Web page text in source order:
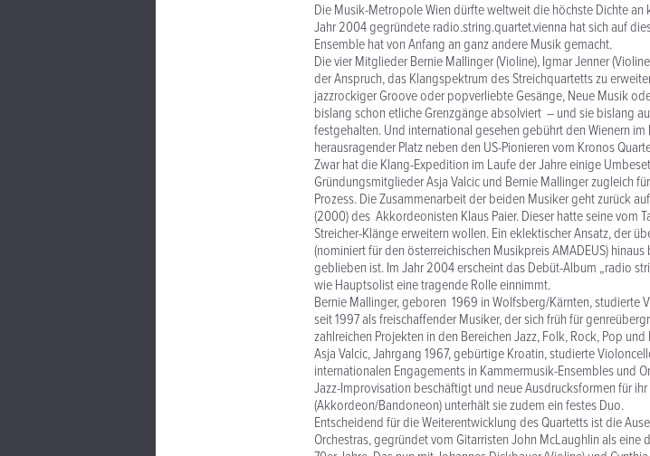
Die Musik-Metropole Wien dürfte weltweit die höchste Dichte an
Jahr 2004 gegründete radio.string.quartet.vienna hat sich auf
Ensemble hat von Anfang an ganz andere Musik gemacht.
Die vier Mitglieder Bernie Mallinger (Violine), Igmar Jenner
der Anspruch, das Klangspektrum des Streichquartetts zu
jazzrockiger Groove oder popverliebte Gesänge, Neue Musik
bislang schon etliche Grenzgänge absolviert – und sie bislang
festgehalten. Und international gesehen gebührt den Wienern im
herausragender Platz neben den US-Pionieren vom Kronos
Zwar hat die Klang-Expedition im Laufe der Jahre einige
Gründungsmitglieder Asja Valcic und Bernie Mallinger zugleich
Prozess. Die Zusammenarbeit der beiden Musiker geht zurück
(2000) des Akkordeonisten Klaus Paier. Dieser hatte seine vom
Streicher-Klänge erweitern wollen. Ein eklektischer Ansatz, der
(nominiert für den österreichischen Musikpreis AMADEUS)
geblieben ist. Im Jahr 2004 erscheint das Debüt-Album „radio
wie Hauptsolist eine tragende Rolle einnimmt.
Bernie Mallinger, geboren 1969 in Wolfsberg/Kärnten, studierte
seit 1997 als freischaffender Musiker, der sich früh für
zahlreichen Projekten in den Bereichen Jazz, Folk, Rock, Pop
Asja Valcic, Jahrgang 1967, gebürtige Kroatin, studierte
internationalen Engagements in Kammermusik-Ensembles und
Jazz-Improvisation beschäftigt und neue Ausdrucksformen für
(Akkordeon/Bandoneon) unterhält sie zudem ein festes Duo.
Entscheidend für die Weiterentwicklung des Quartetts ist die
Orchestras, gegründet vom Gitarristen John McLaughlin als